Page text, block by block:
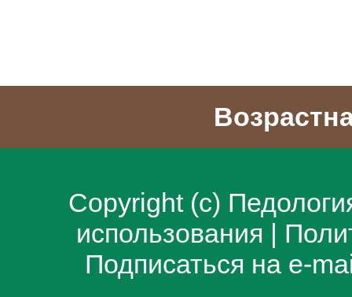
Copyright (c)
использования |
Подписаться на e-